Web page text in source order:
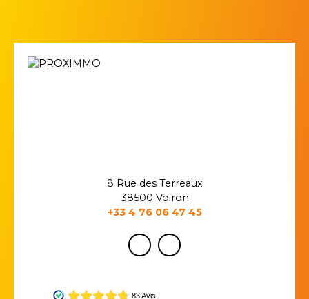
8 Rue des Terreaux
38500 Voiron
+33 4 76 06 47 45